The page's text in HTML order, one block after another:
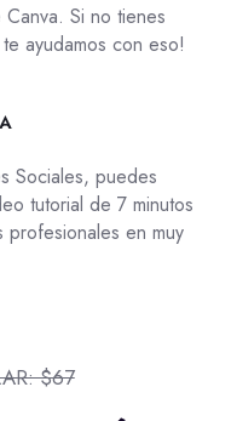
Si no tienes
ayudamos con eso!
Sociales, puedes
tutorial de 7 minutos
en muy
$67